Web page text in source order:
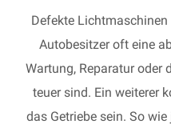
Defekte
Autobesitzer oft eine
Wartung, Reparatur oder
teuer sind. Ein weiterer
das Getriebe sein. So